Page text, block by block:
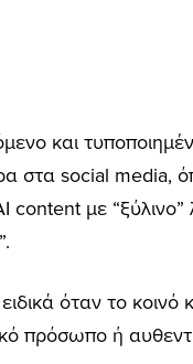
και
στα social media,
content με
όταν το
πρόσωπο ή